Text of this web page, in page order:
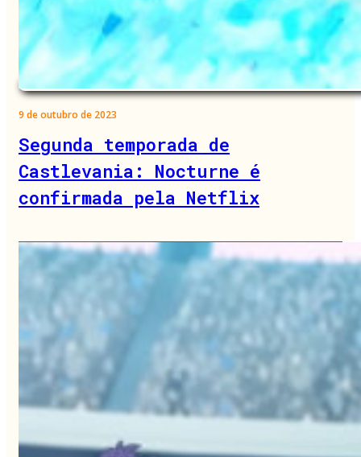
9 de outubro de 2023
Segunda temporada de
Castlevania: Nocturne é
confirmada pela Netflix